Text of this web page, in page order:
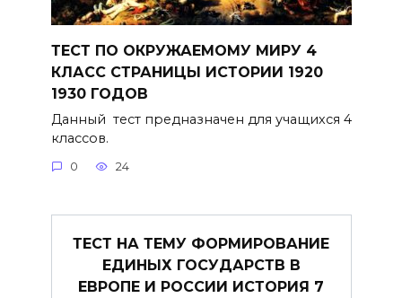
ТЕСТ ПО ОКРУЖАЕМОМУ МИРУ 4
КЛАСС СТРАНИЦЫ ИСТОРИИ 1920
1930 ГОДОВ
Данный тест предназначен для учащихся 4
классов.
0 24
ТЕСТ НА ТЕМУ ФОРМИРОВАНИЕ
ЕДИНЫХ ГОСУДАРСТВ В
ЕВРОПЕ И РОССИИ ИСТОРИЯ 7